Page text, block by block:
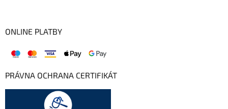
ONLINE PLATBY
PRÁVNA OCHRANA CERTIFIKÁT